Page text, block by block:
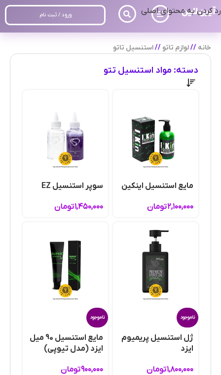
رد کردن به محتوای اصلی ورود / ثبت نام
خانه / لوازم تاتو / استنسیل تاتو
دسته: مواد استنسیل تتو
مایع استنسیل اینکین
۲,۱۰۰,۰۰۰تومان
سوپر استنسیل EZ
۱,۴۵۰,۰۰۰تومان
ناموجود
ژل استنسیل پریمیوم
ایزد
۱,۸۰۰,۰۰۰تومان
ناموجود
مایع استنسیل 90 میل
ایزد (مدل تیوپی)
۹۰۰,۰۰۰تومان